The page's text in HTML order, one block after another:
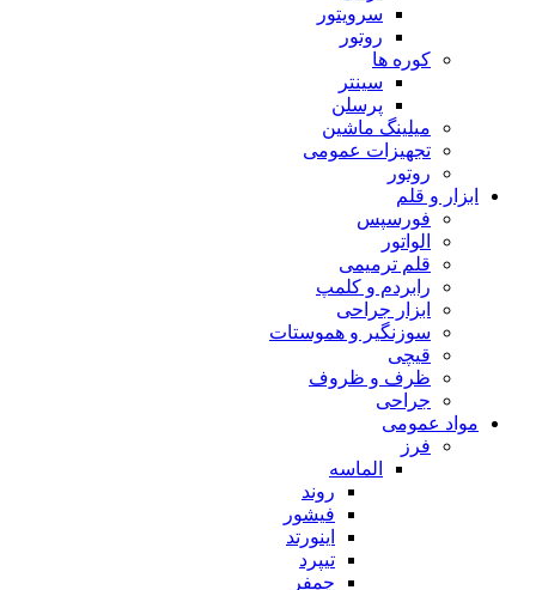
سرویتور
روتور
کوره ها
سینتر
پرسلن
میلینگ ماشین
تجهیزات عمومی
روتور
ابزار و قلم
فورسپس
الواتور
قلم ترمیمی
رابردم و کلمپ
ابزار جراحی
سوزنگیر و هموستات
قیچی
ظرف و ظروف
جراحی
مواد عمومی
فرز
الماسه
روند
فیشور
اینورتد
تیپرد
چمفر